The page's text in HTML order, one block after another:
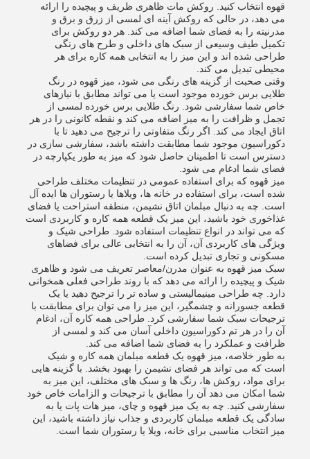
قهوه انتخاب کنید. روکش مات ظاهری ظریف و پیچیده را ارائه
می دهد، در حالی که روکش آینه ای لمسی از زرق و برق و
مدرنیته را به فضای شما اضافه می کند. هر دو روکش برای
تکمیل طیف وسیعی از سبک های داخلی و طرح های رنگی
طراحی شده اند و این میز را به انتخابی همه کاره برای هر
محیطی تبدیل می کند.
وقتی صحبت از گزینه های رنگی می شود، میز قهوه در رنگ
طلایی برس خورده موجود است یا می تواند مطابق با نیازهای
خاص شما سفارشی شود. رنگ طلایی برس خورده لمسی از
تجمل و ظرافت را به میز اضافه می کند و نقطه کانونی را در هر
اتاق ایجاد می کند. اگر رنگ متفاوتی را ترجیح می دهید تا با
دکوراسیون موجود شما مطابقت داشته باشد، سفارشی سازی در
دسترس است تا اطمینان حاصل شود که میز به طور یکپارچه در
فضای شما ادغام می شود.
میز قهوه که برای استفاده عمومی در تنظیمات مختلف طراحی
شده است، برای استفاده در خانه ها، ویلاها یا رستوران ها ایده آل
است. چه به دنبال مبلمان اتاق نشیمن، منطقه استراحت یا فضای
غذاخوری خود باشید، این میز یک قطعه همه کاره و کاربردی است
که می تواند در انواع تنظیمات استفاده شود. طراحی شیک و
ویژگی های کاربردی آن، آن را به انتخابی عالی برای فضاهای
مسکونی و تجاری تبدیل کرده است.
سبک میز قهوه به عنوان مدرن/معاصر تعریف می شود و ظاهری
شیک و پیچیده را ارائه می دهد که با روند طراحی فعلی همخوانی
دارد. چه طراحی مینیمالیستی و ساده تر را ترجیح دهید یا یک
قطعه جسورانه و چشمگیر، این میز را می توان برای مطابقت با
ترجیحات سبک شما سفارشی کرد. طراحی همه کاره آن، ادغام
آن را در هر تم دکوراسیون داخلی آسان می کند و لمسی از
ظرافت و عملکرد را به فضای شما اضافه می کند.
به طور خلاصه، میز قهوه یک قطعه مبلمان همه کاره و شیک
است که می تواند هر فضای نشیمن را بهبود بخشد. با گزینه هایی
برای مواد، روکش ها، رنگ ها و سبک های مختلف، این میز به
شما امکان می دهد آن را مطابق با ترجیحات و الزامات خاص خود
سفارشی کنید. چه به یک میز قهوه و چای، میز هات پات یا به
سادگی یک قطعه مبلمان کاربردی و جذاب نیاز داشته باشید، این
میز انتخاب مناسبی برای خانه، ویلا یا رستوران شما است.